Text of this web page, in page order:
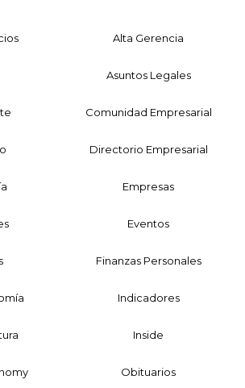
Alta Gerencia
Asuntos Legales
Comunidad Empresarial
Directorio Empresarial
Empresas
Eventos
Finanzas Personales
Indicadores
Inside
Obituarios